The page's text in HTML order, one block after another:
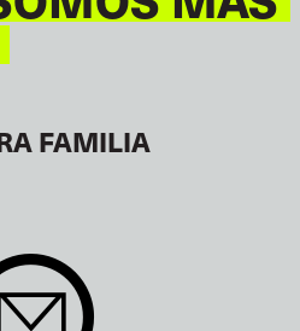
FAMILIA